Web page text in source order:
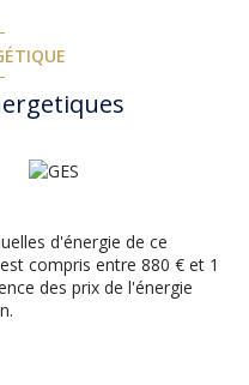
d'énergie de ce
compris entre 880 € et 1
des prix de l'énergie